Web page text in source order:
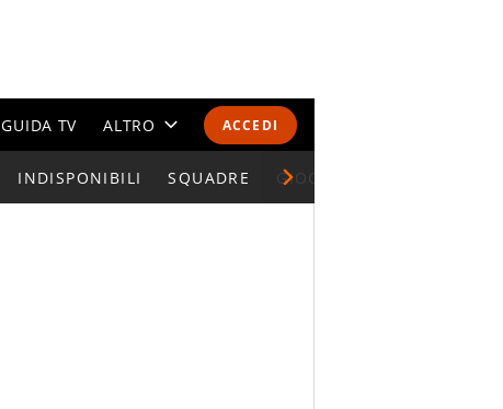
ACCEDI
GUIDA TV ALTRO
CALENDARI E CLASSIFICHE
INDISPONIBILI SQUADRE GIOCATORI SERIE A